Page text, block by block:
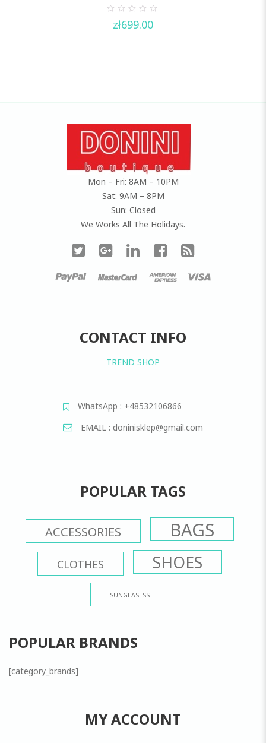
out
zł699.00
Mon – Fri: 8AM – 10PM
Sat: 9AM – 8PM
Sun: Closed
We Works All The Holidays.
CONTACT INFO
TREND SHOP
WhatsApp : +48532106866
EMAIL : doninisklep@gmail.com
POPULAR TAGS
ACCESSORIES BAGS
CLOTHES SHOES
SUNGLASESS
POPULAR BRANDS
[category_brands]
MY ACCOUNT